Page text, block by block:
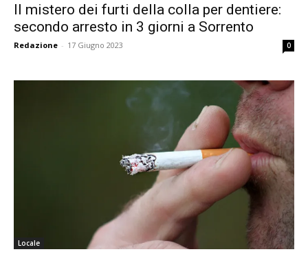
Il mistero dei furti della colla per dentiere:
secondo arresto in 3 giorni a Sorrento
Redazione - 17 Giugno 2023 0
Locale